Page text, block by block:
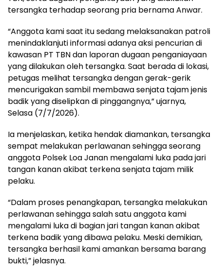
tersangka terhadap seorang pria bernama Anwar.
“Anggota kami saat itu sedang melaksanakan patroli
menindaklanjuti informasi adanya aksi pencurian di
kawasan PT TBN dan laporan dugaan penganiayaan
yang dilakukan oleh tersangka. Saat berada di lokasi,
petugas melihat tersangka dengan gerak-gerik
mencurigakan sambil membawa senjata tajam jenis
badik yang diselipkan di pinggangnya,” ujarnya,
Selasa (7/7/2026).
Ia menjelaskan, ketika hendak diamankan, tersangka
sempat melakukan perlawanan sehingga seorang
anggota Polsek Loa Janan mengalami luka pada jari
tangan kanan akibat terkena senjata tajam milik
pelaku.
“Dalam proses penangkapan, tersangka melakukan
perlawanan sehingga salah satu anggota kami
mengalami luka di bagian jari tangan kanan akibat
terkena badik yang dibawa pelaku. Meski demikian,
tersangka berhasil kami amankan bersama barang
bukti,” jelasnya.